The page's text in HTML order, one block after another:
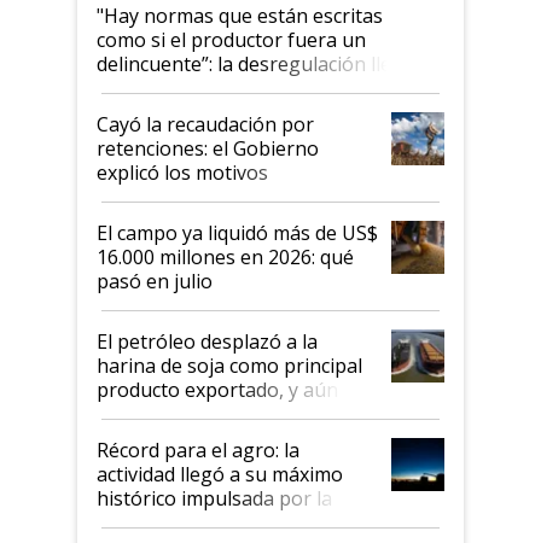
"Hay normas que están escritas
como si el productor fuera un
delincuente”: la desregulación llegó
al Congreso Aapresid y hasta se
habló del financiamiento al IPCVA
Cayó la recaudación por
retenciones: el Gobierno
explicó los motivos
El campo ya liquidó más de US$
16.000 millones en 2026: qué
pasó en julio
El petróleo desplazó a la
harina de soja como principal
producto exportado, y aún así
el agro aportó casi seis de cada
diez dólares y sostuvo el
liderazgo en un semestre
récord
Récord para el agro: la
actividad llegó a su máximo
histórico impulsada por la
cosecha y las exportaciones